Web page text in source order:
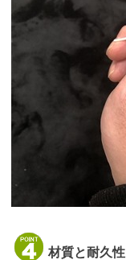
材質と耐久性